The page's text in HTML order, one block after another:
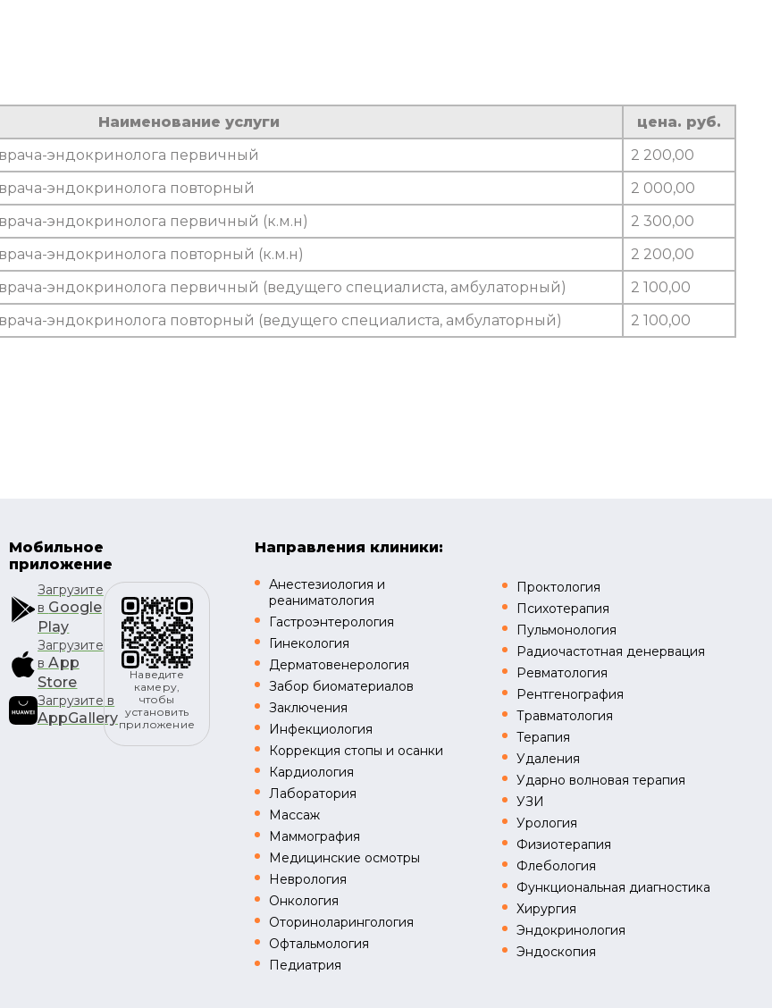
Наименование услуги
цена. руб.
эндокринолога первичный
2 200,00
эндокринолога повторный
2 000,00
эндокринолога первичный (к.м.н)
2 300,00
эндокринолога повторный (к.м.н)
2 200,00
эндокринолога первичный (ведущего специалиста, амбулаторный)
2 100,00
эндокринолога повторный (ведущего специалиста, амбулаторный) 2 100,00
Мобильное
приложение
Загрузите
в Google
Play
Загрузите
вApp
Store
Загрузите в
AppGallery
Наведите
камеру,
чтобы
установить
приложение
Направления клиники:
Анестезиология и
реаниматология
Гастроэнтерология
Гинекология
Дерматовенерология
Забор биоматериалов
Заключения
Инфекциология
Коррекция стопы и осанки
Кардиология
Лаборатория
Массаж
Маммография
Медицинские осмотры
Неврология
Онкология
Оториноларингология
Офтальмология
Педиатрия
Проктология
Психотерапия
Пульмонология
Радиочастотная денервация
Ревматология
Рентгенография
Травматология
Терапия
Удаления
Ударно волновая терапия
УЗИ
Урология
Физиотерапия
Флебология
Функциональная диагностика
Хирургия
Эндокринология
Эндоскопия